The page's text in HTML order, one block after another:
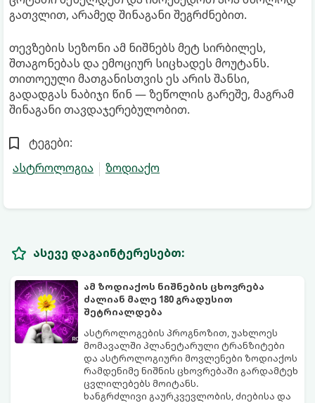
გათვლით, არამედ შინაგანი შეგრძნებით.
თევზების სეზონი ამ ნიშნებს მეტ სირბილეს,
შთაგონებას და ემოციურ სიცხადეს მოუტანს.
თითოეული მათგანისთვის ეს არის შანსი,
გადადგას ნაბიჯი წინ — ზეწოლის გარეშე, მაგრამ
შინაგანი თავდაჯერებულობით.
ტეგები:
ასტროლოგია
ზოდიაქო
ასევე დაგაინტერესებთ:
ამ ზოდიაქოს ნიშნების ცხოვრება
ძალიან მალე 180 გრადუსით
შეტრიალდება
ასტროლოგების პროგნოზით, უახლოეს
მომავალში პლანეტარული ტრანზიტები
და ასტროლოგიური მოვლენები ზოდიაქოს
რამდენიმე ნიშნის ცხოვრებაში გარდამტეხ
ცვლილებებს მოიტანს.
ხანგრძლივი გაურკვევლობის, ძიებისა და